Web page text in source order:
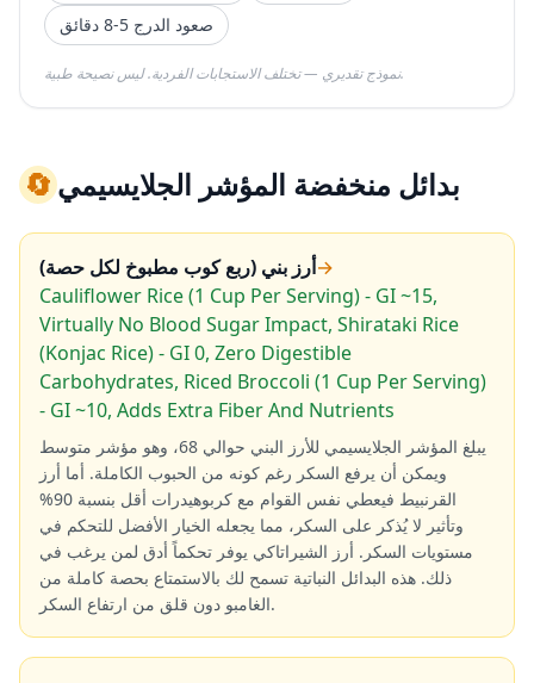
صعود الدرج 5-8 دقائق
نموذج تقديري — تختلف الاستجابات الفردية. ليس نصيحة طبية.
🔄بدائل منخفضة المؤشر الجلايسيمي
أرز بني (ربع كوب مطبوخ لكل حصة)→
Cauliflower Rice (1 Cup Per Serving) - GI ~15,
Virtually No Blood Sugar Impact, Shirataki Rice
(Konjac Rice) - GI 0, Zero Digestible
Carbohydrates, Riced Broccoli (1 Cup Per Serving)
- GI ~10, Adds Extra Fiber And Nutrients
يبلغ المؤشر الجلايسيمي للأرز البني حوالي 68، وهو مؤشر متوسط
ويمكن أن يرفع السكر رغم كونه من الحبوب الكاملة. أما أرز
القرنبيط فيعطي نفس القوام مع كربوهيدرات أقل بنسبة 90%
وتأثير لا يُذكر على السكر، مما يجعله الخيار الأفضل للتحكم في
مستويات السكر. أرز الشيراتاكي يوفر تحكماً أدق لمن يرغب في
ذلك. هذه البدائل النباتية تسمح لك بالاستمتاع بحصة كاملة من
الغامبو دون قلق من ارتفاع السكر.